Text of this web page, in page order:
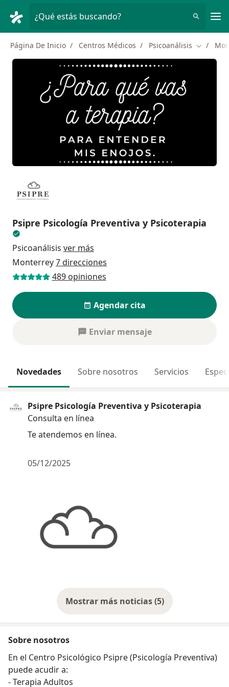
¿Qué estás buscando?
Página De Inicio Centros Médicos Psicoanálisis Cambiar
Psipre Psicología Preventiva y Psicoterapia
Psicoanálisis ver más
Monterrey7 direcciones
489 opiniones
Agendar cita
Enviar mensaje
Novedades Sobre nosotros Servicios
Psipre Psicología Preventiva y Psicoterapia
Consulta en línea
Te atendemos en línea.
05/12/2025
Mostrar más noticias (5)
Sobre nosotros
En el Centro Psicológico Psipre (Psicología Preventiva)
puede acudir a:
- Terapia Adultos